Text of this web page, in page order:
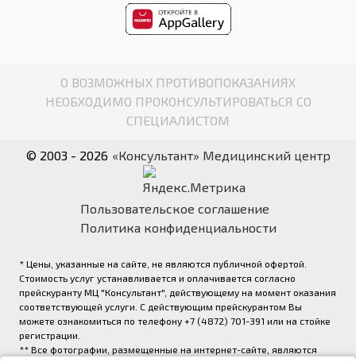
О ВОЗМОЖНЫХ ПРОТИВОПОКАЗАНИЯХ
НЕОБХОДИМО ПРОКОНСУЛЬТИРОВАТЬСЯ СО
СПЕЦИАЛИСТОМ
© 2003 - 2026 «Консультант» Медицинский центр
Пользовательское соглашение
Политика конфиденциальности
* Цены, указанные на сайте, не являются публичной офертой.
Стоимость услуг устанавливается и оплачивается согласно
прейскуранту МЦ "Консультант", действующему на момент оказания
соответствующей услуги. С действующим прейскурантом Вы
можете ознакомиться по телефону +7 (4872) 701-391 или на стойке
регистрации.
** Все фотографии, размещенные на интернет-сайте, являются